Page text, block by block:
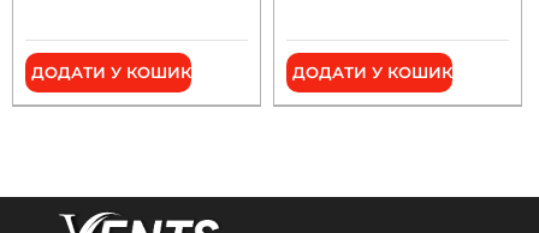
ДОДАТИ У КОШИК ДОДАТИ У КОШИК